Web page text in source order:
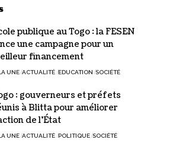
publique au Togo : la FESEN
une campagne pour un
financement
UNE ACTUALITÉ EDUCATION SOCIÉTÉ
: gouverneurs et préfets
à Blitta pour améliorer
de l’État
UNE ACTUALITÉ POLITIQUE SOCIÉTÉ